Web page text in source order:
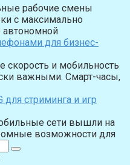
рабочие смены
с максимально
для бизнес-
и мобильность
важными. Смарт-часы,
стриминга и игр
сети вышли на
возможности для